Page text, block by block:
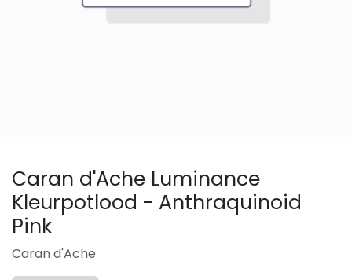
Caran d'Ache Luminance
Kleurpotlood - Anthraquinoid
Pink
Caran d'Ache